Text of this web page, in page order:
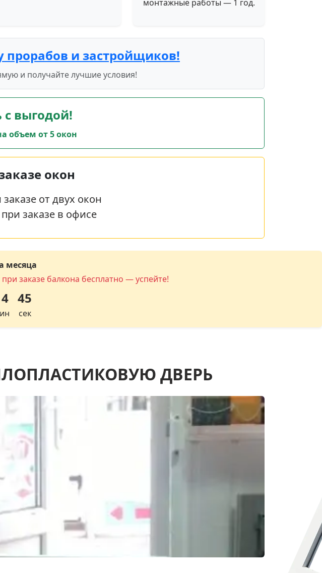
монтажные работы — 1 год.
прорабов и застройщиков!
и получайте лучшие условия!
с выгодой!
объем от 5 окон
окон
от двух окон
заказе в офисе
месяца
заказе балкона бесплатно — успейте!
44
сек
ДВЕРЬ